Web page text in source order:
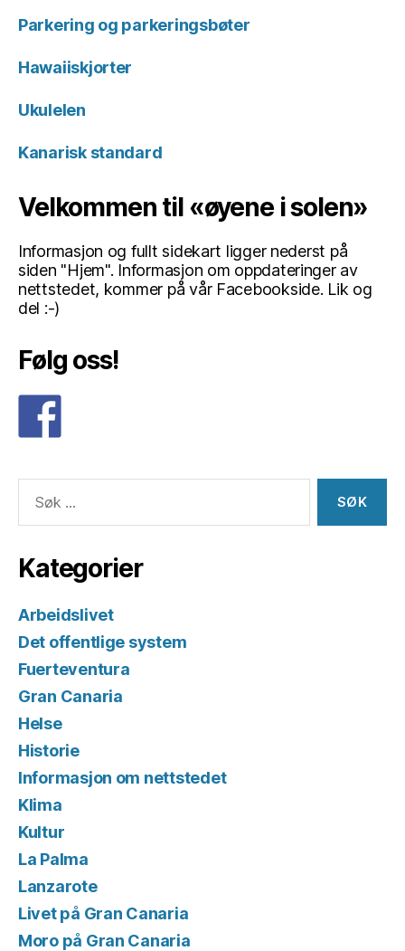
Parkering og parkeringsbøter
Hawaiiskjorter
Ukulelen
Kanarisk standard
Velkommen til «øyene i solen»
Informasjon og fullt sidekart ligger nederst på
siden "Hjem". Informasjon om oppdateringer av
nettstedet, kommer på vår Facebookside. Lik og
del :-)
Følg oss!
etter:
Kategorier
Arbeidslivet
Det offentlige system
Fuerteventura
Gran Canaria
Helse
Historie
Informasjon om nettstedet
Klima
Kultur
La Palma
Lanzarote
Livet på Gran Canaria
Moro på Gran Canaria